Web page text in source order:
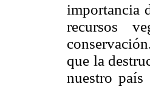
importancia
recursos
que la
nuestro país